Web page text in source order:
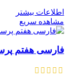
اطلاعات بیشتر
مشاهده سریع
فارسی هفتم